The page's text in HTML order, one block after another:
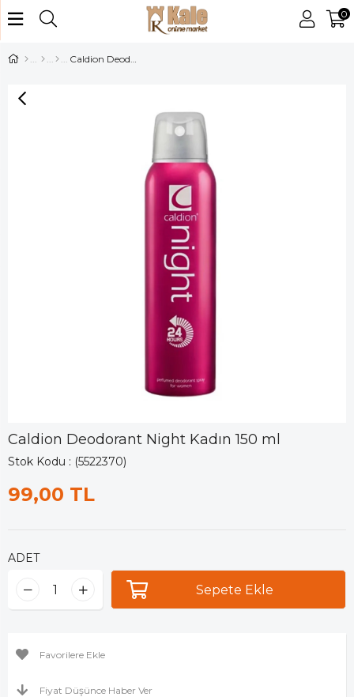
0
Caldion Deodorant Night Kadın 150 ml
Caldion Deodorant Night Kadın 150 ml
Stok Kodu (5522370)
99,00 TL
ADET
Favorilere Ekle
Fiyat Düşünce Haber Ver